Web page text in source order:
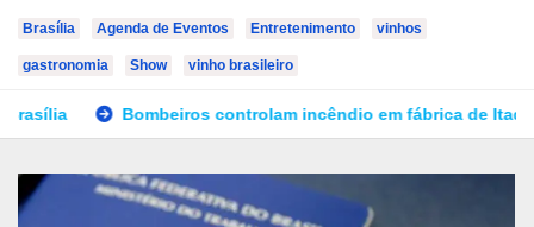
Brasília Agenda de Eventos Entretenimento vinhos
gastronomia Show vinho brasileiro
controlam incêndio em fábrica de Itaquaquecetuba após 33